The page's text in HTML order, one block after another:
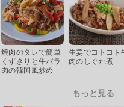
焼肉のタレで簡単
くずきりと牛バラ
肉の韓国風炒め
生姜でコトコト
肉のしぐれ煮
もっと見る